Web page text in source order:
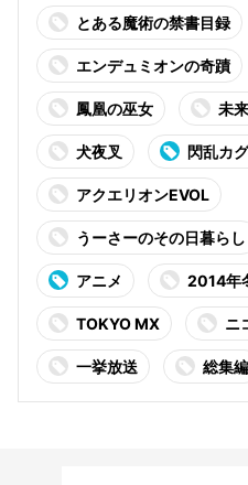
とある魔術の禁書目録
エンデュミオンの奇蹟
鳳凰の巫女 未
犬夜叉 閃乱カ
アクエリオンEVOL
うーさーのその日暮らし
アニメ 2014年
TOKYO MX ニ
一挙放送 総集編